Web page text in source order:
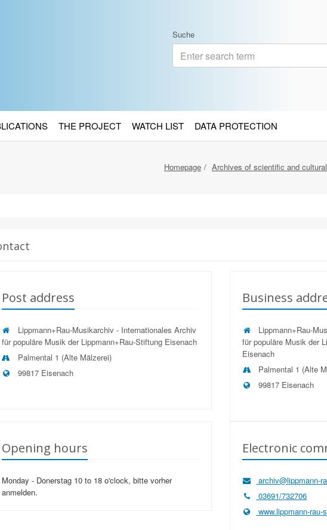
Suche
THE PROJECT WATCH LIST DATA PROTECTION
Homepage Archives of scientific and
Post address
Lippmann+Rau-Musikarchiv - Internationales Archiv
für populäre Musik der Lippmann+Rau-Stiftung Eisenach
Palmental 1 (Alte Mälzerei)
99817 Eisenach
Business
Lippmann+Rau-
für populäre Musik der
Eisenach
Palmental 1 (Alte
99817 Eisenach
Opening hours
Monday - Donerstag 10 to 18 o'clock, bitte vorher
anmelden.
Electronic
archiv@lippmann-
03691/732706
www.lippmann-